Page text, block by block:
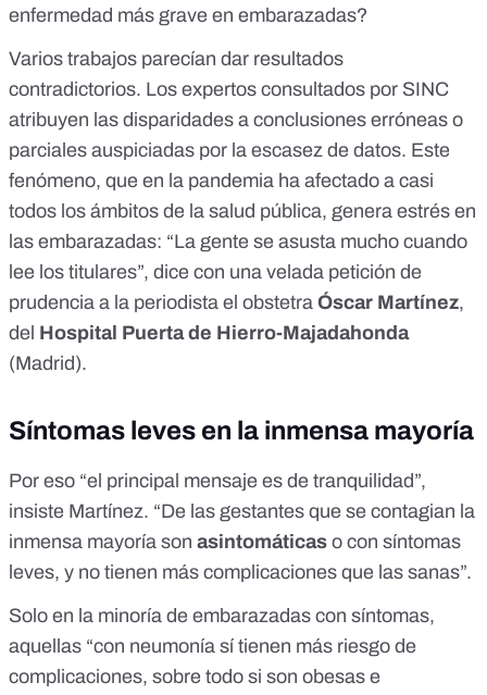
enfermedad más grave en embarazadas?
Varios trabajos parecían dar resultados
contradictorios. Los expertos consultados por SINC
atribuyen las disparidades a conclusiones erróneas o
parciales auspiciadas por la escasez de datos. Este
fenómeno, que en la pandemia ha afectado a casi
todos los ámbitos de la salud pública, genera estrés en
las embarazadas: “La gente se asusta mucho cuando
lee los titulares”, dice con una velada petición de
prudencia a la periodista el obstetra Óscar Martínez,
del Hospital Puerta de Hierro-Majadahonda
(Madrid).
Síntomas leves en la inmensa mayoría
Por eso “el principal mensaje es de tranquilidad”,
insiste Martínez. “De las gestantes que se contagian la
inmensa mayoría son asintomáticas o con síntomas
leves, y no tienen más complicaciones que las sanas”.
Solo en la minoría de embarazadas con síntomas,
aquellas “con neumonía sí tienen más riesgo de
complicaciones, sobre todo si son obesas e